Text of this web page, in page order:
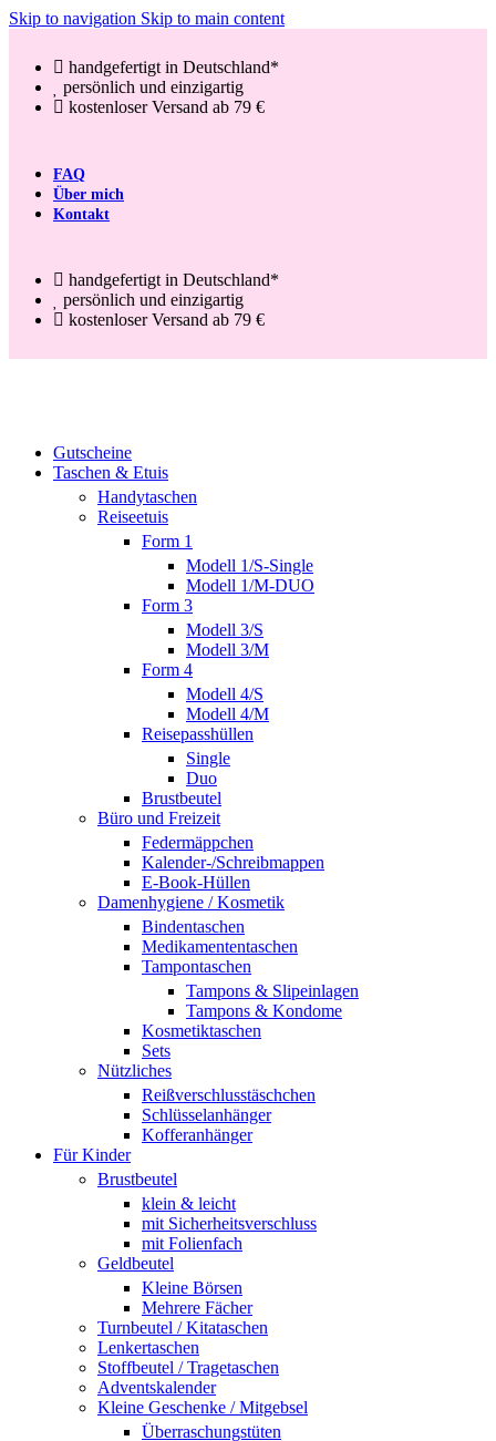
Skip to navigation Skip to main content
handgefertigt in Deutschland*
persönlich und einzigartig
kostenloser Versand ab 79 €
FAQ
Über mich
Kontakt
handgefertigt in Deutschland*
persönlich und einzigartig
kostenloser Versand ab 79 €
Gutscheine
Taschen & Etuis
Handytaschen
Reiseetuis
Form 1
Modell 1/S-Single
Modell 1/M-DUO
Form 3
Modell 3/S
Modell 3/M
Form 4
Modell 4/S
Modell 4/M
Reisepasshüllen
Single
Duo
Brustbeutel
Büro und Freizeit
Federmäppchen
Kalender-/Schreibmappen
E-Book-Hüllen
Damenhygiene / Kosmetik
Bindentaschen
Medikamententaschen
Tampontaschen
Tampons & Slipeinlagen
Tampons & Kondome
Kosmetiktaschen
Sets
Nützliches
Reißverschlusstäschchen
Schlüsselanhänger
Kofferanhänger
Für Kinder
Brustbeutel
klein & leicht
mit Sicherheitsverschluss
mit Folienfach
Geldbeutel
Kleine Börsen
Mehrere Fächer
Turnbeutel / Kitataschen
Lenkertaschen
Stoffbeutel / Tragetaschen
Adventskalender
Kleine Geschenke / Mitgebsel
Überraschungstüten